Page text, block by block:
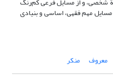
مهم فقهی، اساسی و بنیادی
معروف منکر